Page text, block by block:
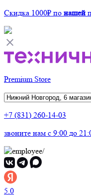
Скидка 1000₽ по нашей
Premium Store
+7 (831) 260-14-03
звоните нам c 9:00 до
5.0